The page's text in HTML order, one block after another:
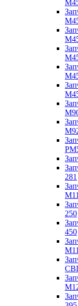
281
M11
250
450